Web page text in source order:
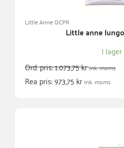
Little Anne QCPR
Little anne
I lager
Ord. pris:1.073,75krink. moms
Rea pris:973,75kr ink. moms